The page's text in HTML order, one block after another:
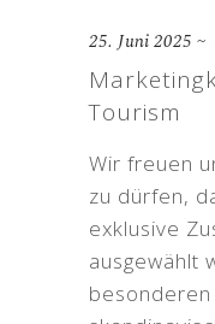
25. Juni 2025
Tourism
Wir freuen
zu dürfen,
exklusive
ausgewählt